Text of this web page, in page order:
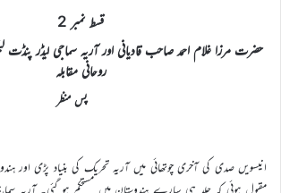
قسط نمبر 2
حضرت مرزا غلام احمد صاحب قادیانی اور آریہ سماجی لیڈر پنڈت
روحانی مقابلہ
پس منظر
انیسویں صدی کی آخری چوتھائی میں آریہ تحریک کی بنیاد پڑی اور
مقبول ہوئی کہ جلد ہی سارے ہندوستان میں مستحکم ہو گئی۔ آریہ